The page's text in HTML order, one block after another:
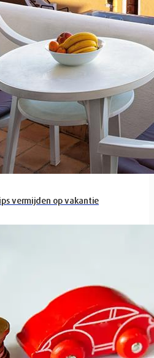
vermijden op vakantie